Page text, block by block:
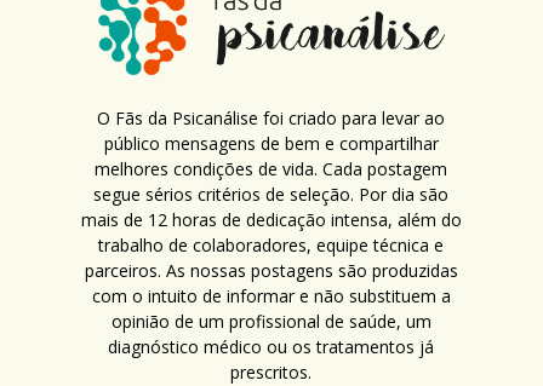
O Fãs da Psicanálise foi criado para levar ao
público mensagens de bem e compartilhar
melhores condições de vida. Cada postagem
segue sérios critérios de seleção. Por dia são
mais de 12 horas de dedicação intensa, além do
trabalho de colaboradores, equipe técnica e
parceiros. As nossas postagens são produzidas
com o intuito de informar e não substituem a
opinião de um profissional de saúde, um
diagnóstico médico ou os tratamentos já
prescritos.